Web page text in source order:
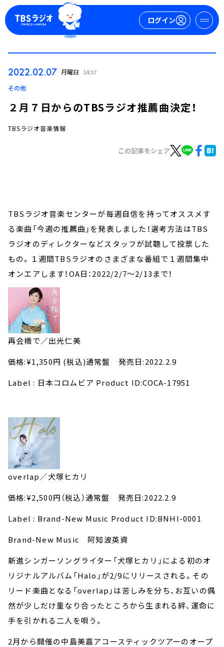
ログイン
TBS Podcast
お知らせ
イベント・グッズ
YouTube
会社情報
2022.02.07 月曜日 14:37
その他
２月７日からのTBSラジオ推薦曲決定！
TBSラジオ音楽情報
この記事をシェア
TBSラジオ音楽センターが毎週自信を持ってオススメす
る楽曲「今週の推薦曲」を発表しました！選考方法はTBS
ラジオのディレクターなどスタッフが試聴して投票した
もの。１週間TBSラジオのさまざまな番組で１週間集中
オンエアします！OA日：2022/2/7～2/13まで！​
再会橋で／出光仁美
価格:¥1,350円 (税込)通常盤 発売日:2022.2.9
Label : 日本コロムビア Product ID:COCA-17951
overlap／犬塚ヒカリ
価格:¥2,500円（税込）通常盤 発売日:2022.2.9
Label : Brand-New Music Product ID:BNHI-0001
Brand-New Music 阿知波英資
新進シンガーソングライター「犬塚ヒカリ」による初のオ
リジナルアルバム「Halo」が2/9にリリースされる。その
リード楽曲となる「overlap」は苦しみを分ち、お互いの偶
然が少しだけ重なり合ったところから生まれる絆、運命に
手を引かれる二人を唄う。
2月から開催の中島美嘉アコースティックツアーのオープ